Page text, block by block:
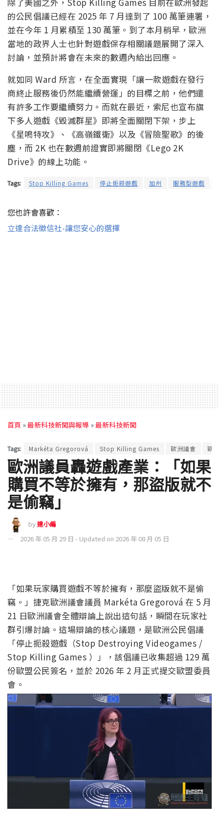
的公民倡議已經在 2025 年 7 月達到了 100 萬筆連署，
並在今年 1 月累積至 130 萬筆。到了本月稍早，歐洲
當地的政界人士也針對遊戲保存相關議題展開了深入
討論，並預計將會在未來的數週內給出回應。
就如同 Ward 所言，在全面實現「讓一款遊戲在發行
商終止服務後仍然能繼續營運」的目標之前，他們還
有許多工作要繼續努力。而就在最近，索尼也宣布旗
下多人遊戲《毀滅群星》即將全面關閉下架，步上
《星鳴特攻》、《高嶺鐵衛》以及《冒險聖歌》的後
塵，而 2K 也在數週前證實即將關閉《Lego 2K
Drive》的線上功能。
Tags: Stop Killing Games 停止扼殺遊戲 加州 服務型遊戲
您也許會喜歡：
立達合法徵信社-讓您安心的選擇
首頁 »最新科技新聞與報導 »最新科技新聞
Tags: Markéta Gregorová Stop Killing Games 歐洲議會 歐
歐洲議員轟遊戲產業：「如果
購買不等於擁有，那盜版就不
是偷竊」
by達小編
2026 年 05 月 29 日 - Updated on 2026 年 08 月 05 日
「如果玩家購買遊戲不等於擁有，那麼盜版就不是偷
竊。」捷克歐洲議會議員 Markéta Gregorová 在 5 月
21 日歐洲議會全體辯論上說出這句話，瞬間在玩家社
群引爆討論。這場辯論的核心議題，是歐洲公民倡議
「停止扼殺遊戲（Stop Destroying Videogames /
Stop Killing Games ）」，該倡議已收集超過 129 萬
份歐盟公民簽名，並於 2026 年 2 月正式提交歐盟委員
會。